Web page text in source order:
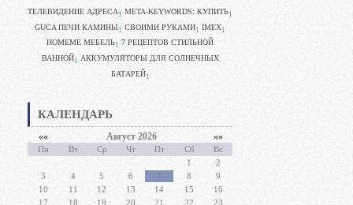
ТЕЛЕВИДЕНИЕ АДРЕСА 1 META-KEYWORDS: КУПИТЬ1
GUCA ПЕЧИ КАМИНЫ1 CВОИМИ РУКАМИ1 IMEX1
HOMEME МЕБЕЛЬ1 7 РЕЦЕПТОВ СТИЛЬНОЙ
ВАННОЙ1 АККУМУЛЯТОРЫ ДЛЯ СОЛНЕЧНЫХ
БАТАРЕЙ1
КАЛЕНДАРЬ
«« Август 2026 »»
Пн Вт Ср Чт Пт Сб
Вс
1
2
3
4 5 6 7 8
9
10
11 12 13 14 15
16
17
18 19 20 21 22
23